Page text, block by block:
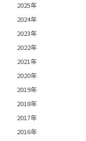
2025年
2024年
2023年
2022年
2021年
2020年
2019年
2018年
2017年
2016年